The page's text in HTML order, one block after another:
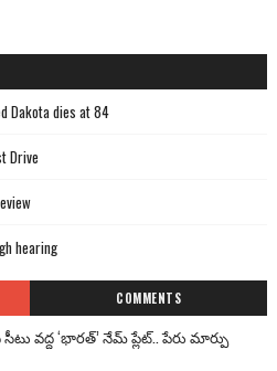
Dakota dies at 84
Drive
hearing
COMMENTS
వద్ద ‘భారత్’ నేమ్ ప్లేట్‌.. పేరు మార్పు